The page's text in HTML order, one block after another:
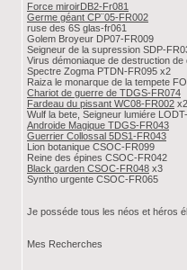
Force miroirDB2-Fr081
Germe géant CP¨05-FR002
ruse des 6S glas-fr061
Golem Broyeur DP07-FR009
Seigneur de la supression SDP-
Virus démoniaque de destruction
Spectre Zogma PTDN-FR095 x2
Raiza le monarque de la tempete
Chariot de guerre de TDGS-FR074
Fardeau du pissant WC08-FR002 x2
Wulf la bete, Seigneur lumiére
Androide Magique TDGS-FR043
Guerrier Collossal 5DS1-FR043
Lion botanique CSOC-FR099
Reine des épines CSOC-FR042
Black garden CSOC-FR048 x3
Syntho urgente CSOC-FR065
Je posséde tous les néos et héros
Mes Recherches